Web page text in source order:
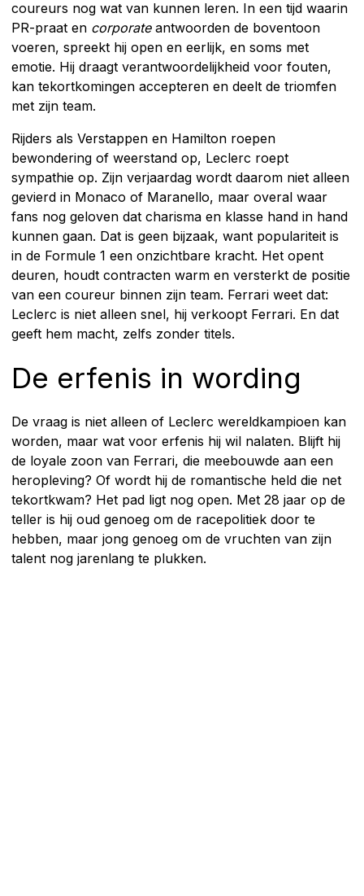
coureurs nog wat van kunnen leren. In een tijd waarin
PR-praat en corporateantwoorden de boventoon
voeren, spreekt hij open en eerlijk, en soms met
emotie. Hij draagt verantwoordelijkheid voor fouten,
kan tekortkomingen accepteren en deelt de triomfen
met zijn team.
Rijders als Verstappen en Hamilton roepen
bewondering of weerstand op, Leclerc roept
sympathie op. Zijn verjaardag wordt daarom niet alleen
gevierd in Monaco of Maranello, maar overal waar
fans nog geloven dat charisma en klasse hand in hand
kunnen gaan. Dat is geen bijzaak, want populariteit is
in de Formule 1 een onzichtbare kracht. Het opent
deuren, houdt contracten warm en versterkt de positie
van een coureur binnen zijn team. Ferrari weet dat:
Leclerc is niet alleen snel, hij verkoopt Ferrari. En dat
geeft hem macht, zelfs zonder titels.
De erfenis in wording
De vraag is niet alleen of Leclerc wereldkampioen kan
worden, maar wat voor erfenis hij wil nalaten. Blijft hij
de loyale zoon van Ferrari, die meebouwde aan een
heropleving? Of wordt hij de romantische held die net
tekortkwam? Het pad ligt nog open. Met 28 jaar op de
teller is hij oud genoeg om de racepolitiek door te
hebben, maar jong genoeg om de vruchten van zijn
talent nog jarenlang te plukken.